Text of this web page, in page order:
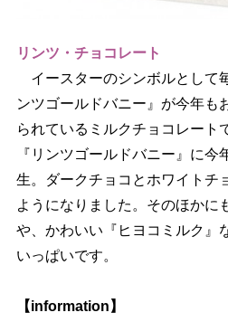
リンツ・チョコレート
イースターのシンボルとして
ンツゴールドバニー』が今年も
られているミルクチョコレート
『リンツゴールドバニー』に今
生。ダークチョコとホワイトチ
ようになりました。そのほかに
、かわいい『ヒヨコミルク』
いっぱいです。
【information】